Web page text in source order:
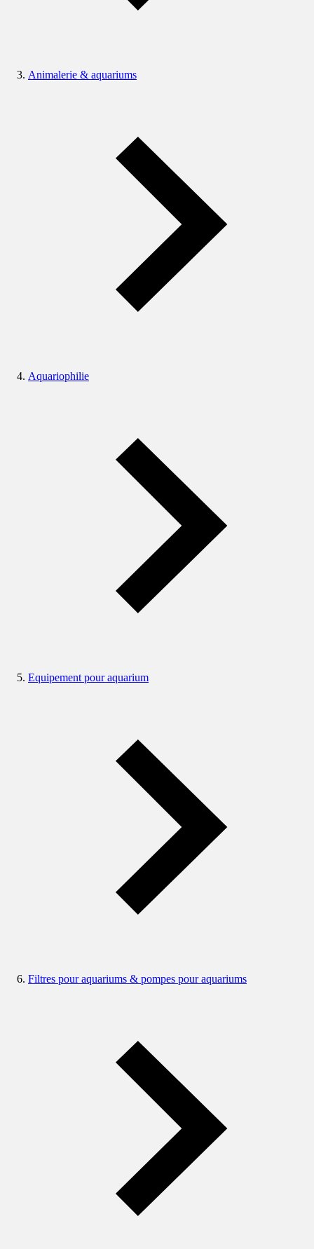
Animalerie & aquariums
Aquariophilie
Equipement pour aquarium
Filtres pour aquariums & pompes pour aquariums